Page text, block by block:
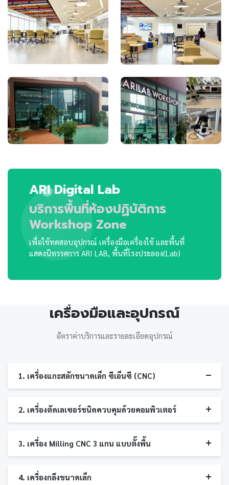
ARI Digital Lab
บริการพื้นที่ห้องปฏิบัติการ
Workshop Zone
เพื่อใช้ทดสอบอุปกรณ์ เครื่องมือเครื่องใช้ และพื้นที่
แสดงนิทรรศการ ARI LAB, พื้นที่โรงประลอง(Lab)
เครื่องมือและอุปกรณ์
อัตราค่าบริการและรายละเอียดอุปกรณ์
1. เครื่องแกะสลักขนาดเล็ก ซีเอ็นซี (CNC)
2. เครื่องตัดเลเซอร์ชนิดควบคุมด้วยคอมพิวเตอร์
3. เครื่อง Milling CNC 3 แกน แบบตั้งพื้น
4. เครื่องกลึงขนาดเล็ก